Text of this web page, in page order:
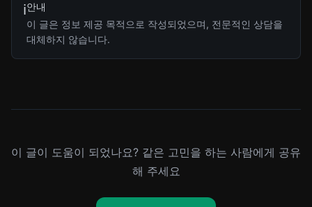
ℹ️안내
이 글은 정보 제공 목적으로 작성되었으며, 전문적인 상담을
대체하지 않습니다.
이 글이 도움이 되었나요? 같은 고민을 하는 사람에게 공유
해 주세요